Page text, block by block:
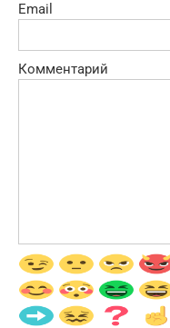
Email
Комментарий